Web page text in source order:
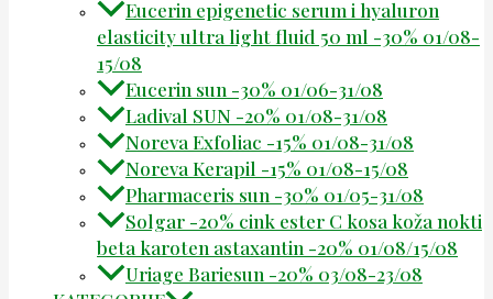
Eucerin epigenetic serum i hyaluron
elasticity ultra light fluid 50 ml -30% 01/08-
15/08
Eucerin sun -30% 01/06-31/08
Ladival SUN -20% 01/08-31/08
Noreva Exfoliac -15% 01/08-31/08
Noreva Kerapil -15% 01/08-15/08
Pharmaceris sun -30% 01/05-31/08
Solgar -20% cink ester C kosa koža nokti
beta karoten astaxantin -20% 01/08/15/08
Uriage Bariesun -20% 03/08-23/08